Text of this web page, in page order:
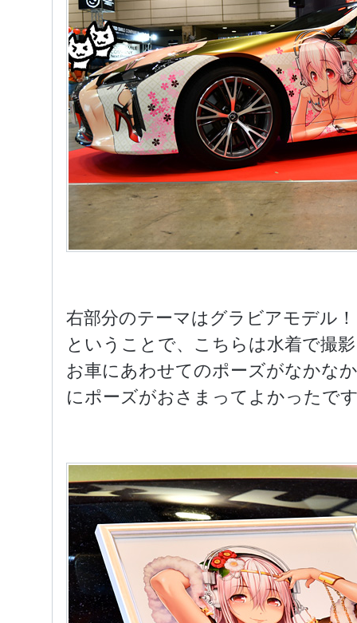
右部分のテーマはグラビアモデル！
ということで、こちらは水着で撮
お車にあわせてのポーズがなかな
にポーズがおさまってよかったで